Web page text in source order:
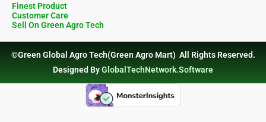
Finest Product
Customer Care
Sell On Green Agro Tech
©Green Global Agro Tech(Green Agro Mart) All Rights Reserved.
Designed ByGlobalTechNetwork.Software